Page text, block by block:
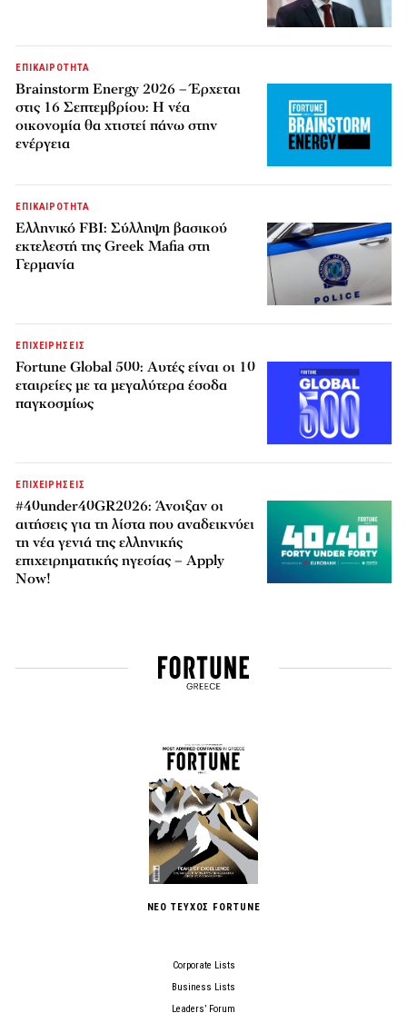
ΕΠΙΚΑΙΡΟΤΗΤΑ
Brainstorm Energy 2026 – Έρχεται
στις 16 Σεπτεμβρίου: Η νέα
οικονομία θα χτιστεί πάνω στην
ενέργεια
ΕΠΙΚΑΙΡΟΤΗΤΑ
Ελληνικό FBI: Σύλληψη βασικού
εκτελεστή της Greek Mafia στη
Γερμανία
ΕΠΙΧΕΙΡΗΣΕΙΣ
Fortune Global 500: Αυτές είναι οι 10
εταιρείες με τα μεγαλύτερα έσοδα
παγκοσμίως
ΕΠΙΧΕΙΡΗΣΕΙΣ
#40under40GR2026: Άνοιξαν οι
αιτήσεις για τη λίστα που αναδεικνύει
τη νέα γενιά της ελληνικής
επιχειρηματικής ηγεσίας – Apply
Now!
ΝΕΟ ΤΕΥΧΟΣ FORTUNE
Corporate Lists
Business Lists
Leaders’ Forum